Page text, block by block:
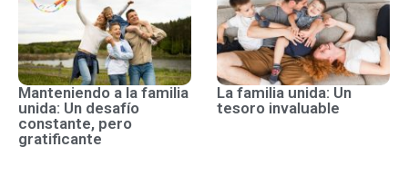
Manteniendo a la familia
unida: Un desafío
constante, pero
gratificante
La familia unida: Un
tesoro invaluable